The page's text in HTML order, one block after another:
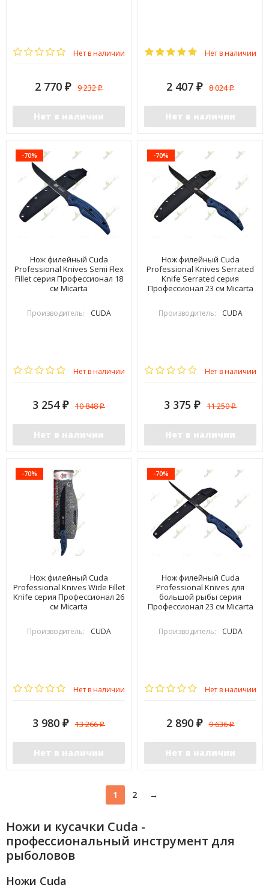
Нет в наличии
2 770 ₽ 9 232₽
Нет в наличии
Нет в наличии
2 407 ₽ 8 024₽
Нет в наличии
-70%
Нож филейный Cuda
Professional Knives Semi Flex
Fillet серия Профессионал 18
см Micarta
Производитель: CUDA
Нет в наличии
3 254 ₽ 10 848₽
Нет в наличии
-70%
Нож филейный Cuda
Professional Knives Serrated
Knife Serrated серия
Профессионал 23 см Micarta
Производитель: CUDA
Нет в наличии
3 375 ₽ 11 250₽
Нет в наличии
-70%
Нож филейный Cuda
Professional Knives Wide Fillet
Knife серия Профессионал 26
см Micarta
Производитель: CUDA
Нет в наличии
3 980 ₽ 13 266₽
Нет в наличии
-70%
Нож филейный Cuda
Professional Knives для
большой рыбы серия
Профессионал 23 см Micarta
Производитель: CUDA
Нет в наличии
2 890 ₽ 9 636₽
Нет в наличии
1 2 →
Ножи и кусачки Cuda -
профессиональный инструмент для
рыболовов
Ножи Cuda